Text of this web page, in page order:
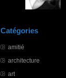
Catégories
amitié
architecture
art